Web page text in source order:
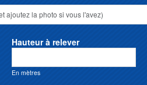
Hauteur à relever
En mètres